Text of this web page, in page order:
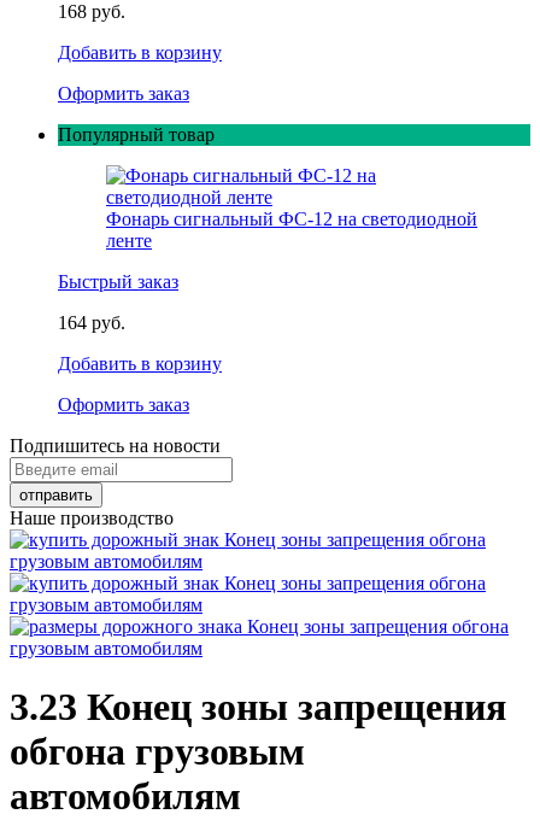
168 руб.
Добавить в корзину
Оформить заказ
Популярный товар
Фонарь сигнальный ФС-12 на светодиодной
ленте
Быстрый заказ
164 руб.
Добавить в корзину
Оформить заказ
Подпишитесь на новости
Наше производство
3.23 Конец зоны запрещения
обгона грузовым
автомобилям